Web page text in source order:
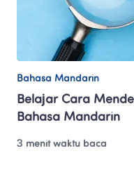
Bahasa Mandarin
Belajar Cara
Bahasa Mandarin
3 menit waktu baca